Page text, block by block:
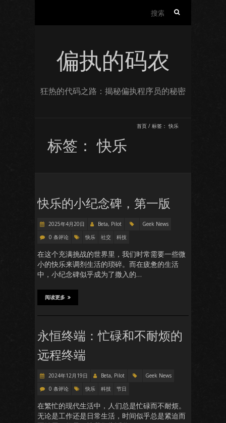
偏执的码农
狂热的代码之路：揭秘偏执程序员的秘密
首页 / 标签： 快乐
标签：快乐
快乐的小纪念碑，第一版
2025年4月20日 Beta, Pilot
Geek News
0 条评论
快乐 社交 科技
在这个充满挑战的世界里，我们时常需要一些微
小的快乐来调剂生活的琐碎。而在疲惫的生活
中，小纪念碑似乎成为了撒入的…
阅读更多
永恒终端：忙碌和不耐烦的
远程终端
2024年12月19日 Beta, Pilot
Geek News
0 条评论
快乐 科技 节日
在繁忙的现代生活中，人们总是忙碌而不耐烦。
无论是工作还是日常生活，时间似乎总是紧迫而